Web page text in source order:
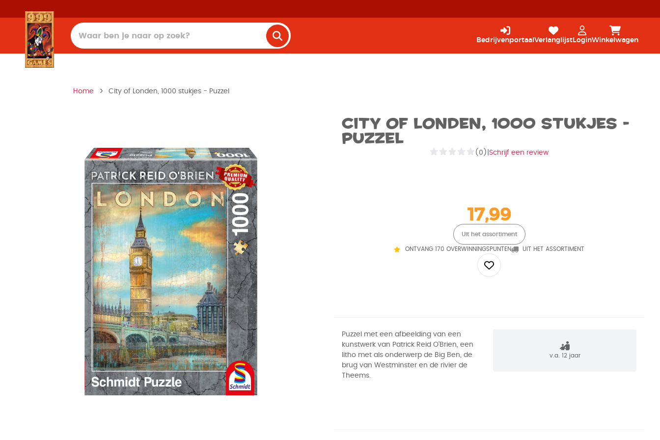
Bedrijvenportaal Verlanglijst LoginWinkelwagen
Home City of Londen, 1000 stukjes - Puzzel
City of Londen, 1000 stukjes -
Puzzel
(0) Schrijf een review
17,99
Uit het assortiment
ONTVANG 170 OVERWINNINGSPUNTEN UIT HET ASSORTIMENT
Puzzel met een afbeelding van een
kunstwerk van Patrick Reid O'Brien, een
litho met als onderwerp de Big Ben, de
brug van Westminster en de rivier de
Theems.
v.a. 12 jaar